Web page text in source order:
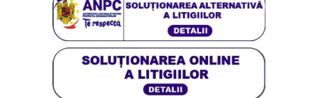
de
plata